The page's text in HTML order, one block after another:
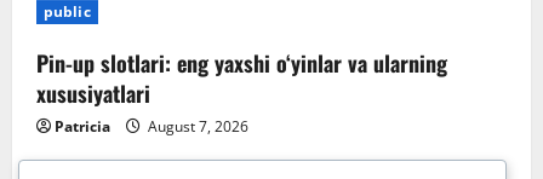
public
Pin-up slotlari: eng yaxshi o‘yinlar va ularning
xususiyatlari
Patricia August 7, 2026